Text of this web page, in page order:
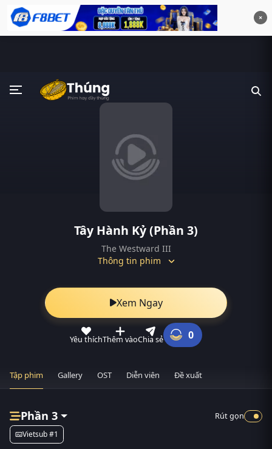
×
Tây Hành Kỷ (Phần 3)
The Westward III
Thông tin phim
Xem Ngay
Yêu thíchThêm vàoChia sẻ 0
Tập phim Gallery OST Diễn viên Đề xuất
Phần 3
Vietsub #1
Rút gọn